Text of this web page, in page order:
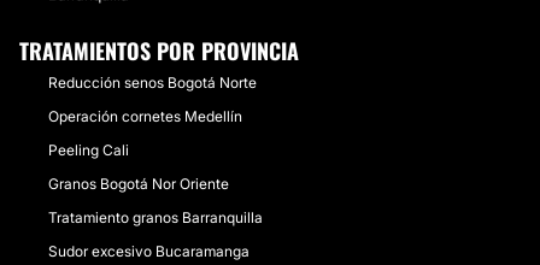
TRATAMIENTOS POR PROVINCIA
Reducción senos Bogotá Norte
Operación cornetes Medellín
Peeling Cali
Granos Bogotá Nor Oriente
Tratamiento granos Barranquilla
Sudor excesivo Bucaramanga